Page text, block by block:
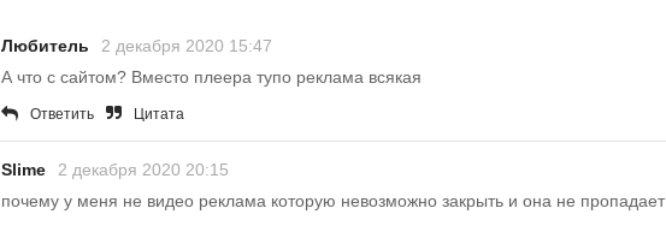
Любитель
2 декабря 2020 15:47
А что с сайтом? Вместо плеера тупо реклама всякая
Ответить Цитата
Slime
2 декабря 2020 20:15
почему у меня не видео реклама которую невозможно закрыть и она не пропадает